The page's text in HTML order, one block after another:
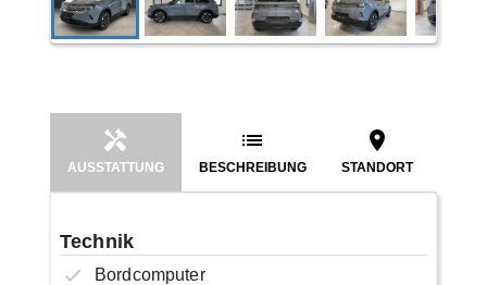
AUSSTATTUNG BESCHREIBUNG STANDORT
Technik
Bordcomputer